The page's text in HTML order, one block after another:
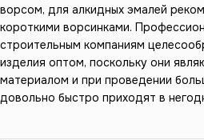
ворсом, для алкидных эмалей
короткими ворсинками.
строительным компаниям
изделия оптом, поскольку они
материалом и при проведении
довольно быстро приходят в